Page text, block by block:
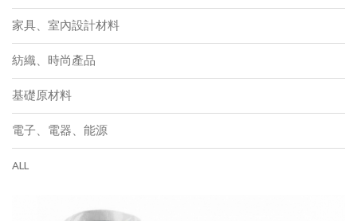
家具、室內設計材料
紡織、時尚產品
基礎原材料
電子、電器、能源
ALL